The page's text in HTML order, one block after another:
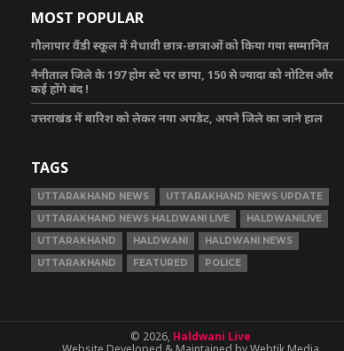
MOST POPULAR
गौलापार वैंडी स्कूल में मेधावी छात्र-छात्राओं को किया गया सम्मानित
नैनीताल जिले के 197 होम स्टे पर छापा, 150 से ज्यादा को नोटिस और
कई होंगे बंद !
उत्तराखंड में बारिश को लेकर नया अपडेट, अपने जिले का जाने हाल
TAGS
UTTARAKHAND NEWS
UTTARAKHAND NEWS UPDATE
UTTARAKHAND NEWS HALDWANI LIVE
HALDWANILIVE
UTTARAKHAND
HALDWANI
HALDWANI NEWS
UTTARAKHAND
FEATURED POLICE
© 2026, Haldwani Live